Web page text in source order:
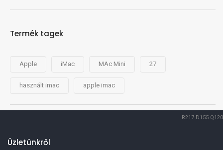
Termék tagek
Apple iMac MAc Mini 27
használt imac apple imac
R217 D155 Q120
Üzletünkről